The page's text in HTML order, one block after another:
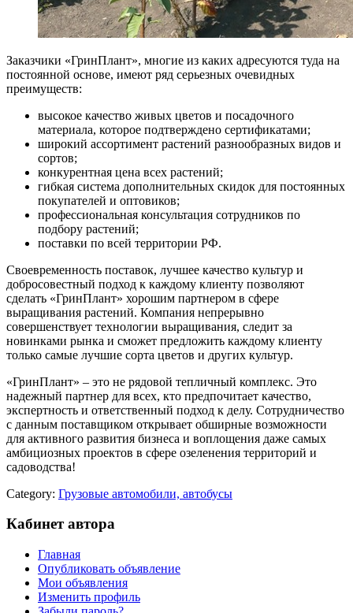
Заказчики «ГринПлант», многие из каких адресуются туда на
постоянной основе, имеют ряд серьезных очевидных
преимуществ:
высокое качество живых цветов и посадочного
материала, которое подтверждено сертификатами;
широкий ассортимент растений разнообразных видов и
сортов;
конкурентная цена всех растений;
гибкая система дополнительных скидок для постоянных
покупателей и оптовиков;
профессиональная консультация сотрудников по
подбору растений;
поставки по всей территории РФ.
Своевременность поставок, лучшее качество культур и
добросовестный подход к каждому клиенту позволяют
сделать «ГринПлант» хорошим партнером в сфере
выращивания растений. Компания непрерывно
совершенствует технологии выращивания, следит за
новинками рынка и сможет предложить каждому клиенту
только самые лучшие сорта цветов и других культур.
«ГринПлант» – это не рядовой тепличный комплекс. Это
надежный партнер для всех, кто предпочитает качество,
экспертность и ответственный подход к делу. Сотрудничество
с данным поставщиком открывает обширные возможности
для активного развития бизнеса и воплощения даже самых
амбициозных проектов в сфере озеленения территорий и
садоводства!
Category: Грузовые автомобили, автобусы
Кабинет автора
Главная
Опубликовать объявление
Мои объявления
Изменить профиль